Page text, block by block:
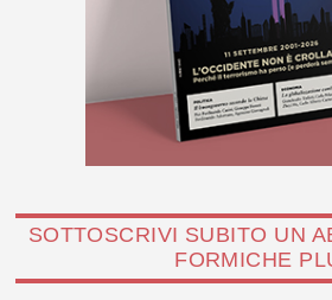
SOTTOSCRIVI SUBITO UN
FORMICHE